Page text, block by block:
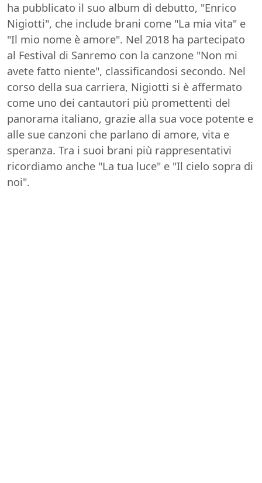
ha pubblicato il suo album di debutto, "Enrico
Nigiotti", che include brani come "La mia vita" e
"Il mio nome è amore". Nel 2018 ha partecipato
al Festival di Sanremo con la canzone "Non mi
avete fatto niente", classificandosi secondo. Nel
corso della sua carriera, Nigiotti si è affermato
come uno dei cantautori più promettenti del
panorama italiano, grazie alla sua voce potente e
alle sue canzoni che parlano di amore, vita e
speranza. Tra i suoi brani più rappresentativi
ricordiamo anche "La tua luce" e "Il cielo sopra di
noi".